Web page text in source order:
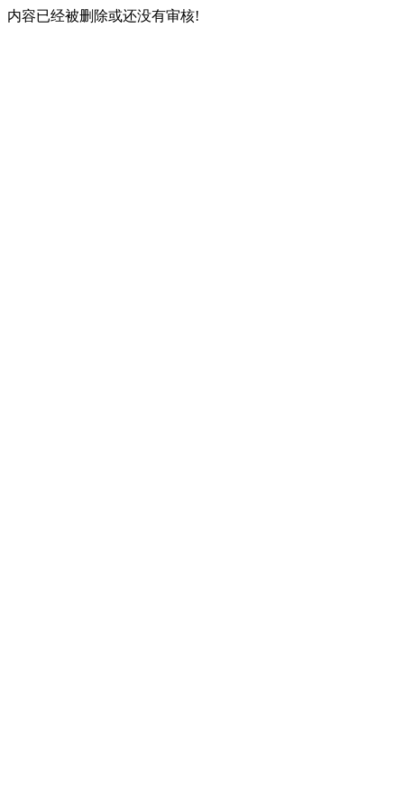
内容已经被删除或还没有审核!